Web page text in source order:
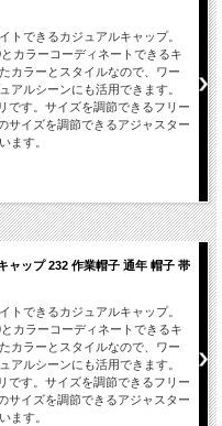
トできるカジュアルキャップ。
カラーコーディネートできるキ
カラーとスタイルなので、ワー
アルシーンにも活用できます。
です。サイズを調節できるフリー
サイズを調節できるアジャスター
ます。
ャップ 232 作業帽子 通年 帽子 帯
トできるカジュアルキャップ。
カラーコーディネートできるキ
カラーとスタイルなので、ワー
アルシーンにも活用できます。
です。サイズを調節できるフリー
サイズを調節できるアジャスター
ます。